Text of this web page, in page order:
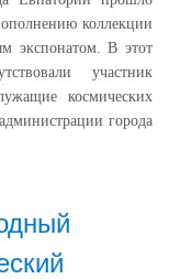
коллекции
экспонатом. В этот
участник
космических
города